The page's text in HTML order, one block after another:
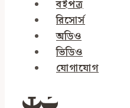
বইপত্র
রিসোর্স
অডিও
ভিডিও
যোগাযোগ